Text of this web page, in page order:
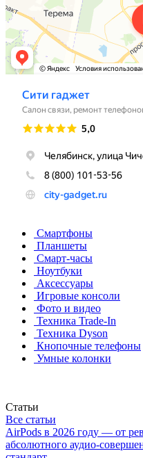
Смартфоны
Планшеты
Смарт-часы
Ноутбуки
Аксессуары
Игровые консоли
Фото и видео
Техника Trade-In
Техника Dyson
Кнопочные телефоны
Умные колонки
Статьи
Все статьи
AirPods в 2026 году — от
абсолютного аудио-